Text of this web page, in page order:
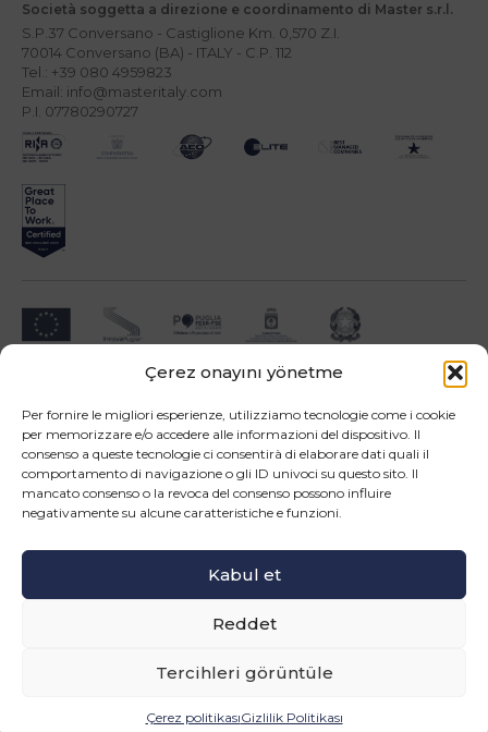
Çerez onayını yönetme
Per fornire le migliori esperienze, utilizziamo tecnologie come i cookie
per memorizzare e/o accedere alle informazioni del dispositivo. Il
consenso a queste tecnologie ci consentirà di elaborare dati quali il
comportamento di navigazione o gli ID univoci su questo sito. Il
mancato consenso o la revoca del consenso possono influire
negativamente su alcune caratteristiche e funzioni.
Kabul et
Reddet
Tercihleri görüntüle
Çerez politikasıGizlilik Politikası
Società soggetta a direzione e coordinamento di Master s.r.l.
S.P.37 Conversano - Castiglione Km. 0,570 Z.I.
70014 Conversano (BA) - ITALY - C.P. 112
Tel.: +39 080 4959823
Email: info@masteritaly.com
P.I. 07780290727
Impresa beneficiari ai sensi dell'Avviso INNOPROCESS - interventi di supporto a
Operazione confinanziata dall'Unione Europea - POR Puglia 2014-2020 - Fondo FESR -
INFORMAZIONI